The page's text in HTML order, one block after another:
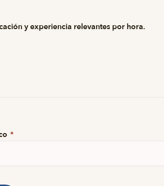
y experiencia relevantes por hora.
*